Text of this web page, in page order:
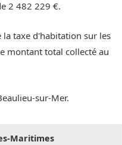
2 482 229 €.
taxe d'habitation sur les
montant total collecté au
sur-Mer.
Maritimes